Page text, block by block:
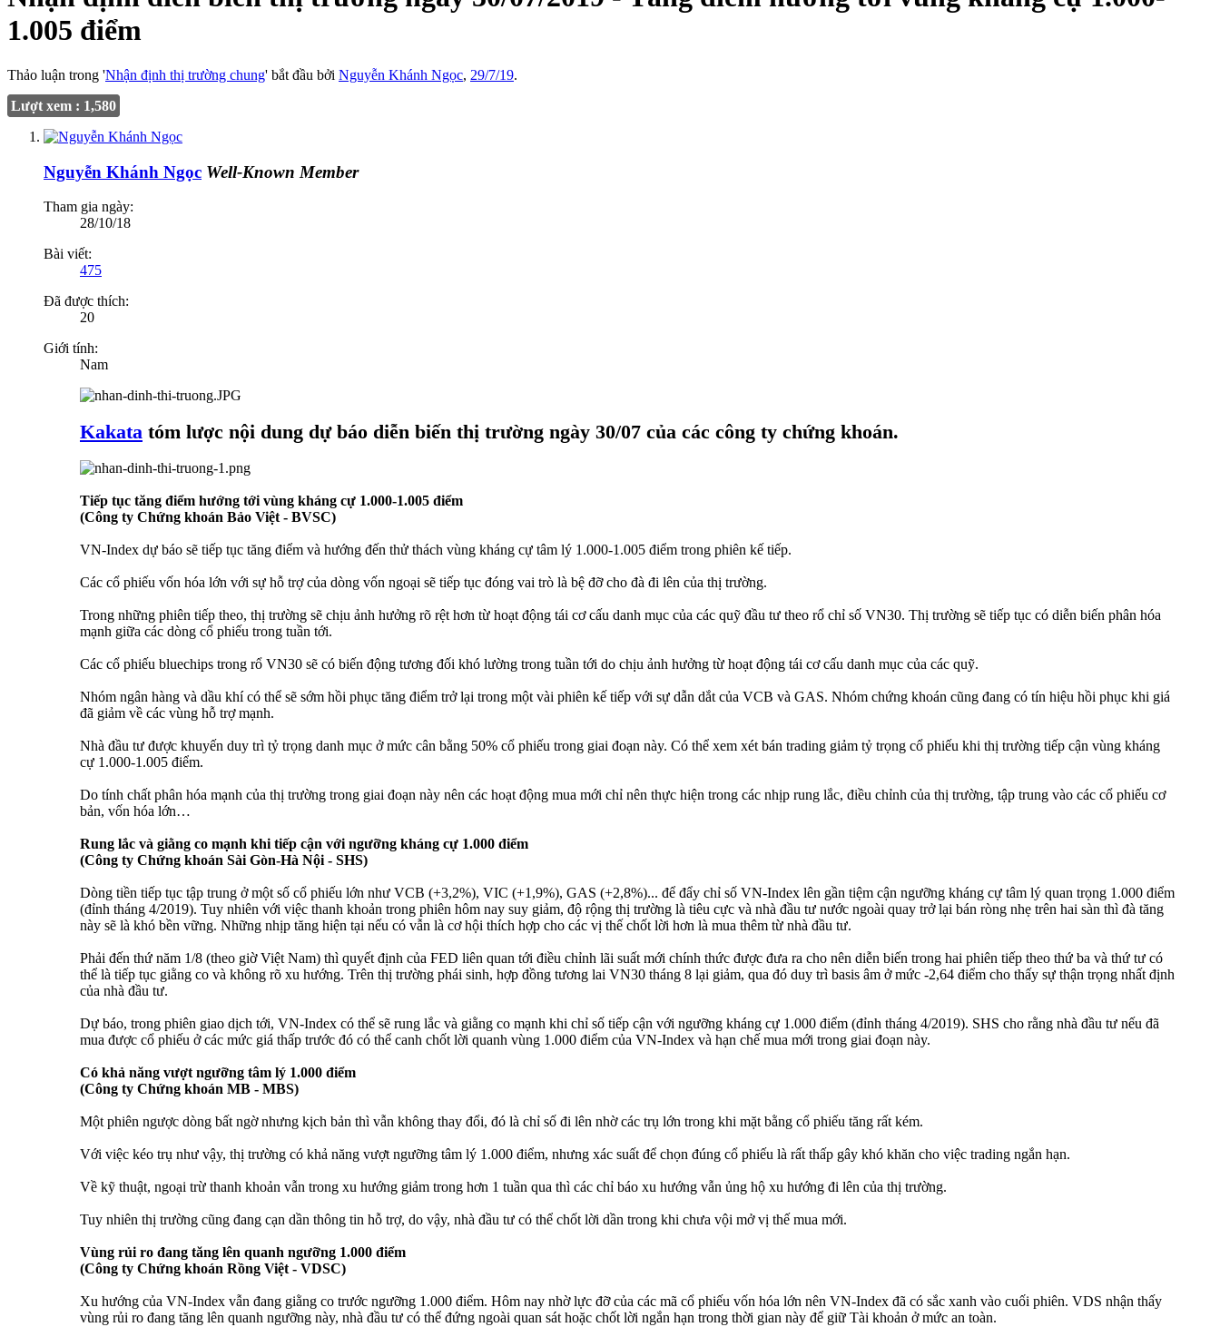
1.005 điểm
Thảo luận trong 'Nhận định thị trường chung' bắt đầu bởi Nguyễn Khánh Ngọc, 29/7/19.
Lượt xem : 1,580
Nguyễn Khánh Ngọc Well-Known Member
Tham gia ngày:
28/10/18
Bài viết:
475
Đã được thích:
20
Giới tính:
Nam
Kakata tóm lược nội dung dự báo diễn biến thị trường ngày 30/07 của các công ty chứng khoán.
Tiếp tục tăng điểm hướng tới vùng kháng cự 1.000-1.005 điểm
(Công ty Chứng khoán Bảo Việt - BVSC)
VN-Index dự báo sẽ tiếp tục tăng điểm và hướng đến thử thách vùng kháng cự tâm lý 1.000-1.005 điểm trong phiên kế tiếp.
Các cổ phiếu vốn hóa lớn với sự hỗ trợ của dòng vốn ngoại sẽ tiếp tục đóng vai trò là bệ đỡ cho đà đi lên của thị trường.
Trong những phiên tiếp theo, thị trường sẽ chịu ảnh hưởng rõ rệt hơn từ hoạt động tái cơ cấu danh mục của các quỹ đầu tư theo rổ chỉ số VN30. Thị trường sẽ tiếp tục có diễn biến phân hóa
mạnh giữa các dòng cổ phiếu trong tuần tới.
Các cổ phiếu bluechips trong rổ VN30 sẽ có biến động tương đối khó lường trong tuần tới do chịu ảnh hưởng từ hoạt động tái cơ cấu danh mục của các quỹ.
Nhóm ngân hàng và dầu khí có thể sẽ sớm hồi phục tăng điểm trở lại trong một vài phiên kế tiếp với sự dẫn dắt của VCB và GAS. Nhóm chứng khoán cũng đang có tín hiệu hồi phục khi giá
đã giảm về các vùng hỗ trợ mạnh.
Nhà đầu tư được khuyến duy trì tỷ trọng danh mục ở mức cân bằng 50% cổ phiếu trong giai đoạn này. Có thể xem xét bán trading giảm tỷ trọng cổ phiếu khi thị trường tiếp cận vùng kháng
cự 1.000-1.005 điểm.
Do tính chất phân hóa mạnh của thị trường trong giai đoạn này nên các hoạt động mua mới chỉ nên thực hiện trong các nhịp rung lắc, điều chỉnh của thị trường, tập trung vào các cổ phiếu cơ
bản, vốn hóa lớn…
Rung lắc và giằng co mạnh khi tiếp cận với ngưỡng kháng cự 1.000 điểm
(Công ty Chứng khoán Sài Gòn-Hà Nội - SHS)
Dòng tiền tiếp tục tập trung ở một số cổ phiếu lớn như VCB (+3,2%), VIC (+1,9%), GAS (+2,8%)... để đẩy chỉ số VN-Index lên gần tiệm cận ngưỡng kháng cự tâm lý quan trọng 1.000 điểm
(đỉnh tháng 4/2019). Tuy nhiên với việc thanh khoản trong phiên hôm nay suy giảm, độ rộng thị trường là tiêu cực và nhà đầu tư nước ngoài quay trở lại bán ròng nhẹ trên hai sàn thì đà tăng
này sẽ là khó bền vững. Những nhịp tăng hiện tại nếu có vẫn là cơ hội thích hợp cho các vị thế chốt lời hơn là mua thêm từ nhà đầu tư.
Phải đến thứ năm 1/8 (theo giờ Việt Nam) thì quyết định của FED liên quan tới điều chỉnh lãi suất mới chính thức được đưa ra cho nên diễn biến trong hai phiên tiếp theo thứ ba và thứ tư có
thể là tiếp tục giằng co và không rõ xu hướng. Trên thị trường phái sinh, hợp đồng tương lai VN30 tháng 8 lại giảm, qua đó duy trì basis âm ở mức -2,64 điểm cho thấy sự thận trọng nhất định
của nhà đầu tư.
Dự báo, trong phiên giao dịch tới, VN-Index có thể sẽ rung lắc và giằng co mạnh khi chỉ số tiếp cận với ngưỡng kháng cự 1.000 điểm (đỉnh tháng 4/2019). SHS cho rằng nhà đầu tư nếu đã
mua được cổ phiếu ở các mức giá thấp trước đó có thể canh chốt lời quanh vùng 1.000 điểm của VN-Index và hạn chế mua mới trong giai đoạn này.
Có khả năng vượt ngưỡng tâm lý 1.000 điểm
(Công ty Chứng khoán MB - MBS)
Một phiên ngược dòng bất ngờ nhưng kịch bản thì vẫn không thay đổi, đó là chỉ số đi lên nhờ các trụ lớn trong khi mặt bằng cổ phiếu tăng rất kém.
Với việc kéo trụ như vậy, thị trường có khả năng vượt ngưỡng tâm lý 1.000 điểm, nhưng xác suất để chọn đúng cổ phiếu là rất thấp gây khó khăn cho việc trading ngắn hạn.
Về kỹ thuật, ngoại trừ thanh khoản vẫn trong xu hướng giảm trong hơn 1 tuần qua thì các chỉ báo xu hướng vẫn ủng hộ xu hướng đi lên của thị trường.
Tuy nhiên thị trường cũng đang cạn dần thông tin hỗ trợ, do vậy, nhà đầu tư có thể chốt lời dần trong khi chưa vội mở vị thế mua mới.
Vùng rủi ro đang tăng lên quanh ngưỡng 1.000 điểm
(Công ty Chứng khoán Rồng Việt - VDSC)
Xu hướng của VN-Index vẫn đang giằng co trước ngưỡng 1.000 điểm. Hôm nay nhờ lực đỡ của các mã cổ phiếu vốn hóa lớn nên VN-Index đã có sắc xanh vào cuối phiên. VDS nhận thấy
vùng rủi ro đang tăng lên quanh ngưỡng này, nhà đầu tư có thể đứng ngoài quan sát hoặc chốt lời ngắn hạn trong thời gian này để giữ Tài khoản ở mức an toàn.